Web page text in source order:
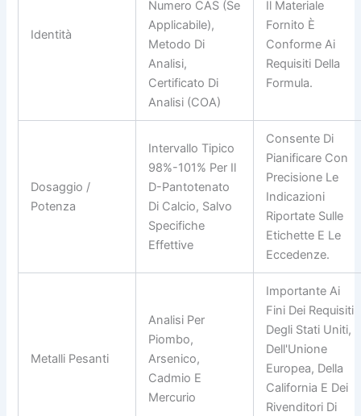
Identità
Numero CAS (se
Applicabile),
Metodo Di
Analisi,
Certificato Di
Analisi (COA)
Il Materiale
Fornito È
Conforme Ai
Requisiti Della
Formula.
Dosaggio /
Potenza
Intervallo Tipico
98%-101% Per Il
D-Pantotenato
Di Calcio, Salvo
Specifiche
Effettive
Consente Di
Pianificare Con
Precisione Le
Indicazioni
Riportate Sulle
Etichette E Le
Eccedenze.
Metalli Pesanti
Analisi Per
Piombo,
Arsenico,
Cadmio E
Mercurio
Importante Ai
Fini Dei Requisiti
Degli Stati Uniti,
Dell'Unione
Europea, Della
California E Dei
Rivenditori Di